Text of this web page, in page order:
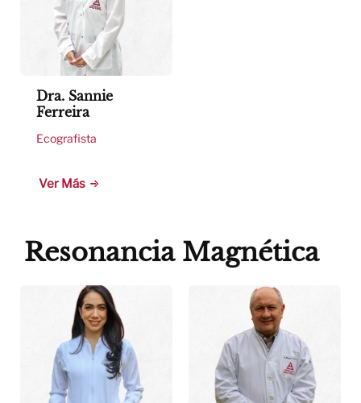
Dra. Sannie
Ferreira
Ecografista
Ver Más
Resonancia Magnética